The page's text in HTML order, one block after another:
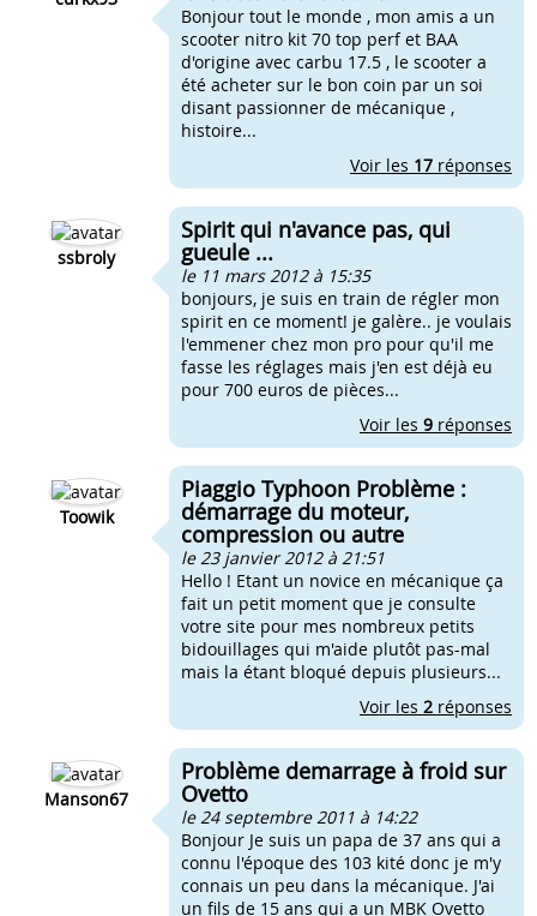
Bonjour tout le monde , mon amis a un
scooter nitro kit 70 top perf et BAA
d'origine avec carbu 17.5 , le scooter a
été acheter sur le bon coin par un soi
disant passionner de mécanique ,
histoire...
Voir les 17 réponses
ssbroly
Spirit qui n'avance pas, qui
gueule ...
le 11 mars 2012 à 15:35
bonjours, je suis en train de régler mon
spirit en ce moment! je galère.. je voulais
l'emmener chez mon pro pour qu'il me
fasse les réglages mais j'en est déjà eu
pour 700 euros de pièces...
Voir les 9 réponses
Toowik
Piaggio Typhoon Problème :
démarrage du moteur,
compression ou autre
le 23 janvier 2012 à 21:51
Hello ! Etant un novice en mécanique ça
fait un petit moment que je consulte
votre site pour mes nombreux petits
bidouillages qui m'aide plutôt pas-mal
mais la étant bloqué depuis plusieurs...
Voir les 2 réponses
Manson67
Problème demarrage à froid sur
Ovetto
le 24 septembre 2011 à 14:22
Bonjour Je suis un papa de 37 ans qui a
connu l'époque des 103 kité donc je m'y
connais un peu dans la mécanique. J'ai
un fils de 15 ans qui a un MBK Ovetto